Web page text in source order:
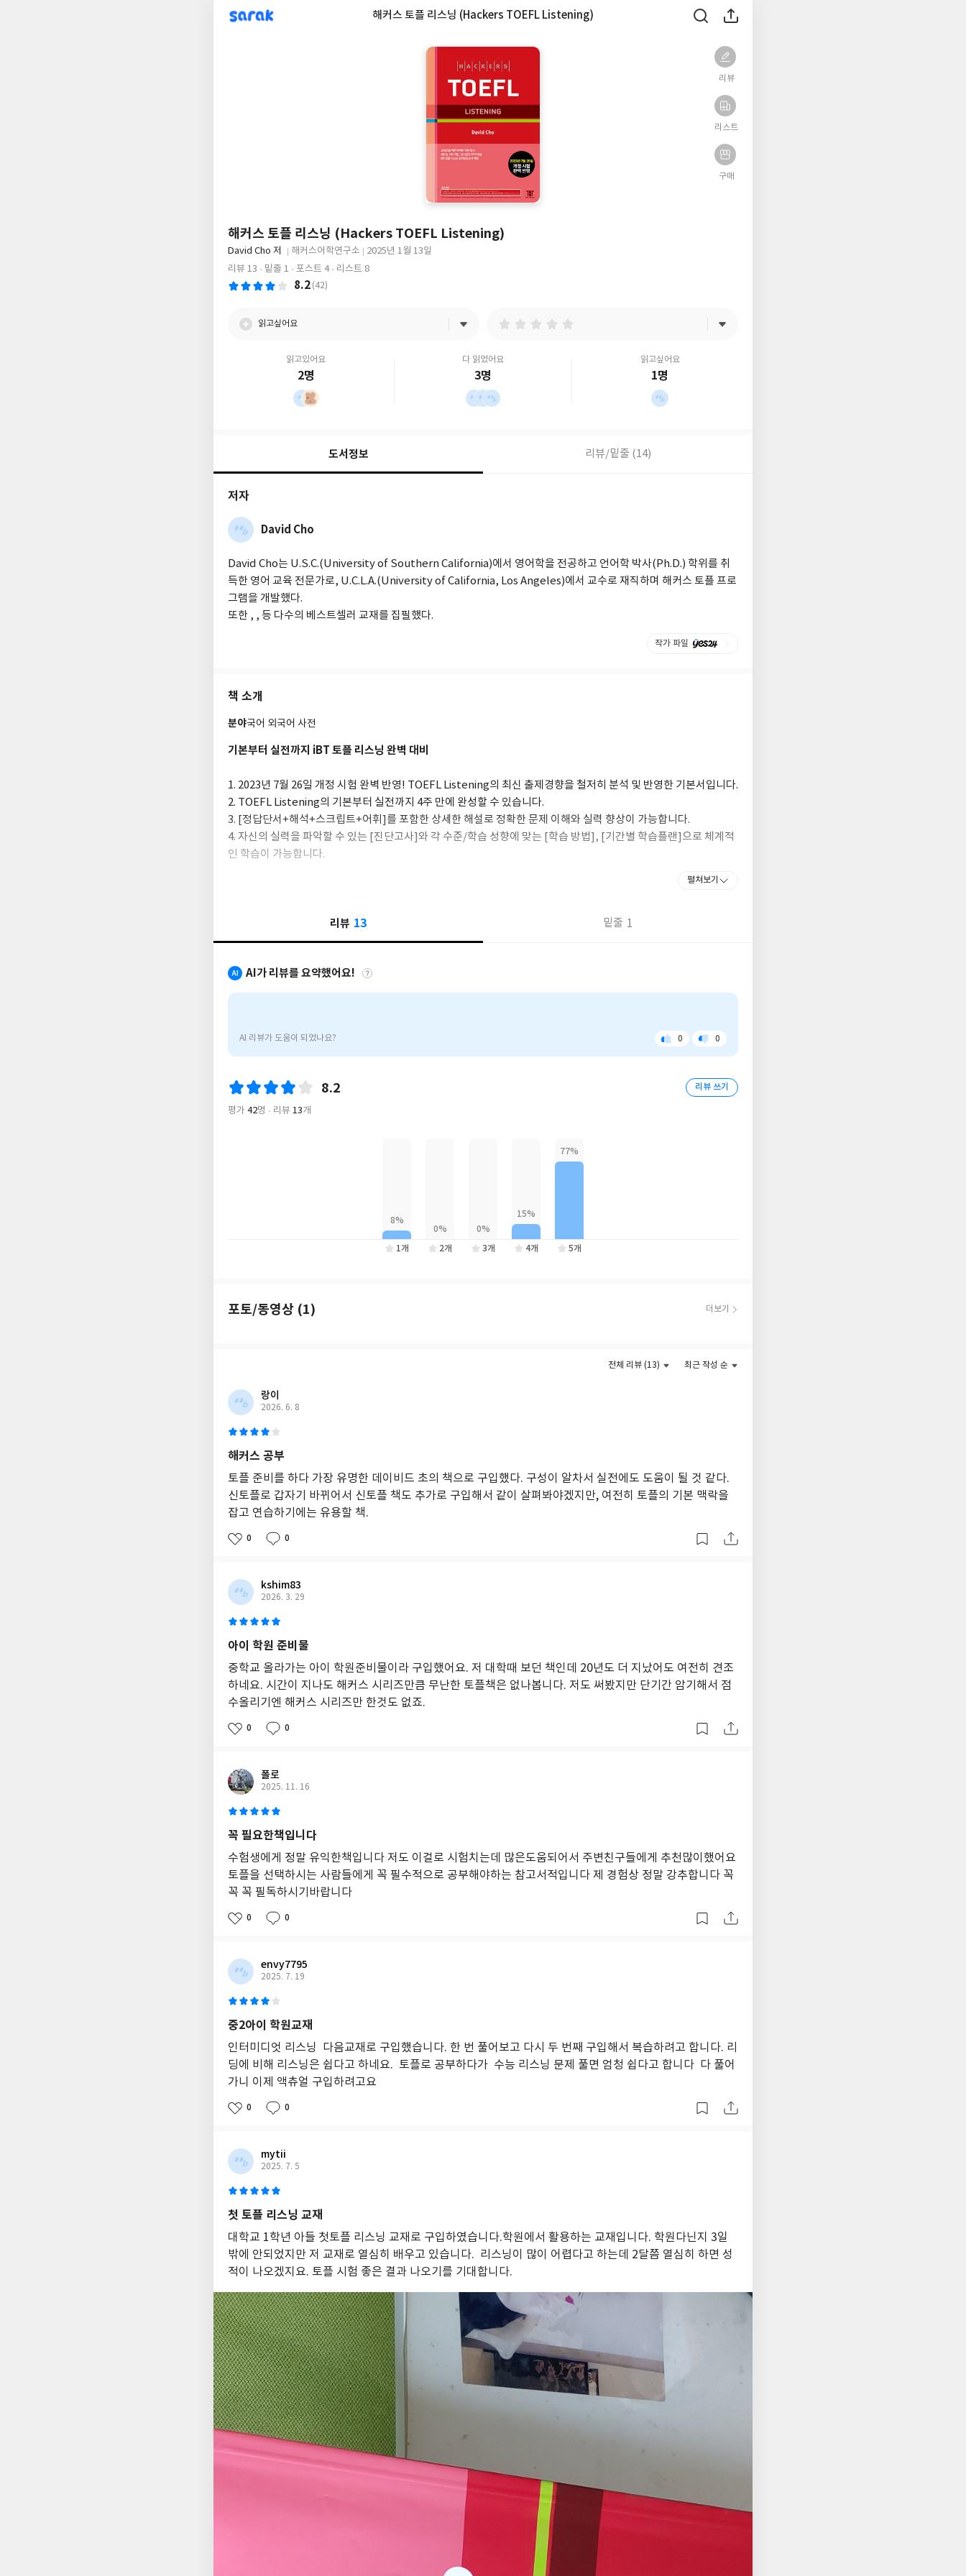
sarak 해커스 토플 리스닝 (Hackers TOEFL Listening)
리뷰
리스트
구매
해커스 토플 리스닝 (Hackers TOEFL Listening)
글
쓴
David Cho 저
출
사
해커스어학연구소
출
2025년 1월 13일
리뷰 13
밑줄 1 포스트 4 리스트 8
8.2 (42)
읽고싶어요
읽고있어요
2명
다 읽었어요
3명
읽고싶어요
1명
도서정보 리뷰/밑줄 (14)
저자
David Cho
David Cho는 U.S.C.(University of Southern California)에서 영어학을 전공하고 언어학 박사(Ph.D.) 학위를 취
득한 영어 교육 전문가로, U.C.L.A.(University of California, Los Angeles)에서 교수로 재직하며 해커스 토플 프로
그램을 개발했다.
또한 , , 등 다수의 베스트셀러 교재를 집필했다.
작가 파일
책 소개
분야국어 외국어 사전
기본부터 실전까지 iBT 토플 리스닝 완벽 대비
1. 2023년 7월 26일 개정 시험 완벽 반영! TOEFL Listening의 최신 출제경향을 철저히 분석 및 반영한 기본서입니다.
2. TOEFL Listening의 기본부터 실전까지 4주 만에 완성할 수 있습니다.
3. [정답단서+해석+스크립트+어휘]를 포함한 상세한 해설로 정확한 문제 이해와 실력 향상이 가능합니다.
4. 자신의 실력을 파악할 수 있는 [진단고사]와 각 수준/학습 성향에 맞는 [학습 방법], [기간별 학습플랜]으로 체계적
인 학습이 가능합니다.
펼쳐보기
리뷰 13 밑줄 1
AI가 리뷰를 요약했어요!
스
스
닝"은
재
함
께
매
하
면
좋
습
다.
스
크
와
해
이
두
꺼
워
혼
자
공
부
적
합
하
며,
토
시
험
에
대
한
팁
도
제
공
됩
다.
수
험
생
에
우
유
익
하
토
시
험
준
에
큰
도
움
이
되
는
참
고
서
적
입
니
AI 리뷰가 도움이 되었나요?
좋
아
0
아
쉬
요
0
8.2
평가 42명 리뷰 13개
리뷰 쓰기
1개 2개 3개 4개 5개
포토/동영상 (1) 더보기
전체 리뷰 (13) 최근 작성 순
랑이
2026. 6. 8
해커스 공부
토플 준비를 하다 가장 유명한 데이비드 초의 책으로 구입했다. 구성이 알차서 실전에도 도움이 될 것 같다.
신토플로 갑자기 바뀌어서 신토플 책도 추가로 구입해서 같이 살펴봐야겠지만, 여전히 토플의 기본 맥락을
잡고 연습하기에는 유용할 책.
0 0
kshim83
2026. 3. 29
아이 학원 준비물
중학교 올라가는 아이 학원준비물이라 구입했어요. 저 대학때 보던 책인데 20년도 더 지났어도 여전히 견조
하네요. 시간이 지나도 해커스 시리즈만큼 무난한 토플책은 없나봅니다. 저도 써봤지만 단기간 암기해서 점
수올리기엔 해커스 시리즈만 한것도 없죠.
0 0
폴로
2025. 11. 16
꼭 필요한책입니다
수험생에게 정말 유익한책입니다 저도 이걸로 시험치는데 많은도움되어서 주변친구들에게 추천많이했어요
토플을 선택하시는 사람들에게 꼭 필수적으로 공부해야하는 참고서적입니다 제 경험상 정말 강추합니다 꼭
꼭 꼭 필독하시기바랍니다
0 0
envy7795
2025. 7. 19
중2아이 학원교재
인터미디엇 리스닝 다음교재로 구입했습니다. 한 번 풀어보고 다시 두 번째 구입해서 복습하려고 합니다. 리
딩에 비해 리스닝은 쉽다고 하네요. 토플로 공부하다가 수능 리스닝 문제 풀면 엄청 쉽다고 합니다 다 풀어
가니 이제 액츄얼 구입하려고요
0 0
mytii
2025. 7. 5
첫 토플 리스닝 교재
대학교 1학년 아들 첫토플 리스닝 교재로 구입하였습니다.학원에서 활용하는 교재입니다. 학원다닌지 3일
밖에 안되었지만 저 교재로 열심히 배우고 있습니다. 리스닝이 많이 어렵다고 하는데 2달쯤 열심히 하면 성
적이 나오겠지요. 토플 시험 좋은 결과 나오기를 기대합니다.